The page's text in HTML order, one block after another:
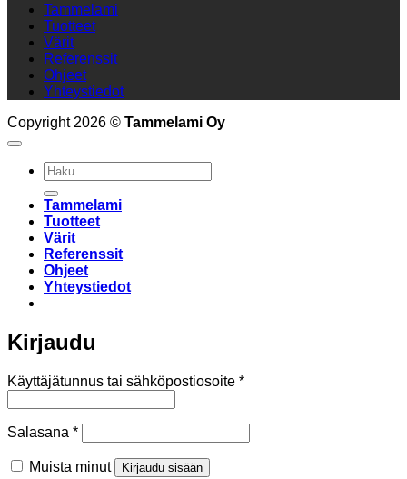
Tammelami
Tuotteet
Värit
Referenssit
Ohjeet
Yhteystiedot
Copyright 2026 © Tammelami Oy
Etsi:
Tammelami
Tuotteet
Värit
Referenssit
Ohjeet
Yhteystiedot
Kirjaudu
Käyttäjätunnus tai sähköpostiosoite *Vaaditaan
Salasana *Vaaditaan
Muista minut Kirjaudu sisään